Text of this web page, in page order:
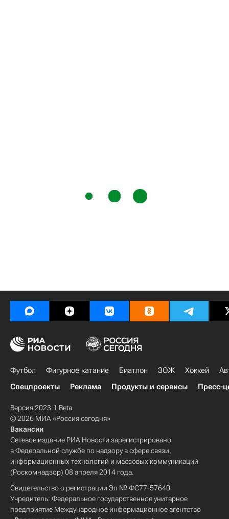
Футбол Фигурное катание Биатлон ЗОЖ Хоккей
Спецпроекты
Реклама Продукты и сервисы Пресс-
Версия 2023.1 Beta
© 2026 МИА «Россия сегодня»
Вакансии
Сетевое издание РИА Новости зарегистрировано
в Федеральной службе по надзору в сфере связи,
информационных технологий и массовых коммуникаций
(Роскомнадзор) 08 апреля 2014 года.
Свидетельство о регистрации Эл № ФС77-57640
Учредитель: Федеральное государственное унитарное
предприятие Международное информационное агентство